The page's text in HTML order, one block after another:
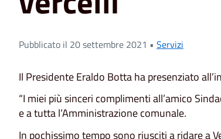
Pubblicato il 20 settembre 2021 • Servizi
Il Presidente Eraldo Botta ha presenziato
“I miei più sinceri complimenti all’amico
e a tutta l’Amministrazione comunale.
In pochissimo tempo sono riusciti a ridare a